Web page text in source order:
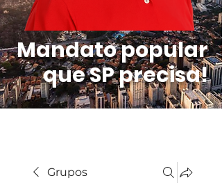
Mandato popular
que SP precisa!
Grupos